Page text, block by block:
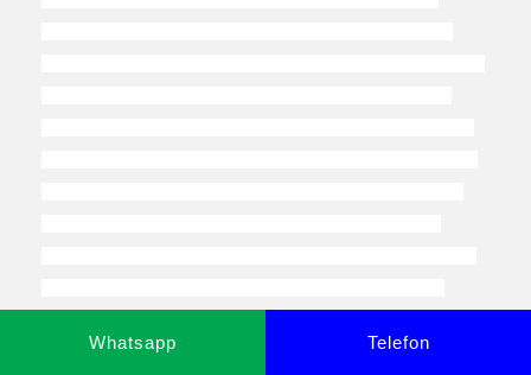
Whatsapp Telefon